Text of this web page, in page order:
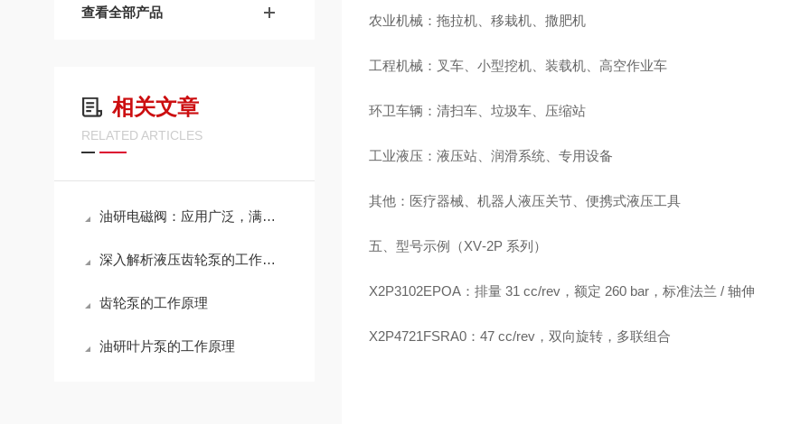
查看全部产品
相关文章
RELATED ARTICLES
油研电磁阀：应用广泛，满足多种流体控制需求
深入解析液压齿轮泵的工作原理与性能优化策略，提升液压系统效率
齿轮泵的工作原理
油研叶片泵的工作原理
农业机械：拖拉机、移栽机、撒肥机
工程机械：叉车、小型挖机、装载机、高空作业车
环卫车辆：清扫车、垃圾车、压缩站
工业液压：液压站、润滑系统、专用设备
其他：医疗器械、机器人液压关节、便携式液压工具
五、型号示例（XV‑2P 系列）
X2P3102EPOA：排量 31 cc/rev，额定 260 bar，标准法兰 / 轴伸
X2P4721FSRA0：47 cc/rev，双向旋转，多联组合